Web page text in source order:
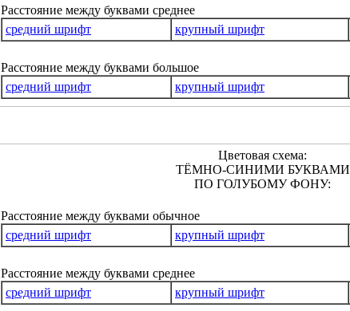
Расстояние между буквами среднее
средний шрифт
крупный шрифт
Расстояние между буквами большое
средний шрифт
крупный шрифт
Цветовая схема:
ТЁМНО-СИНИМИ БУКВАМИ
ПО ГОЛУБОМУ ФОНУ:
Расстояние между буквами обычное
средний шрифт
крупный шрифт
Расстояние между буквами среднее
средний шрифт
крупный шрифт